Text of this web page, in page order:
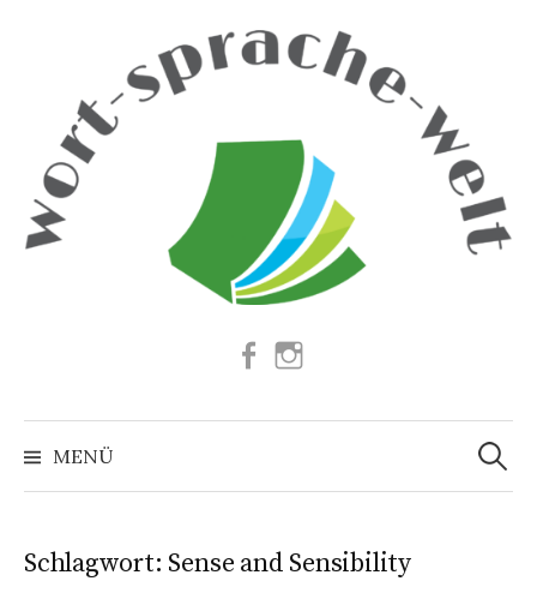
Facebook
MENÜ
Suchen
nach:
Schlagwort: Sense and Sensibility